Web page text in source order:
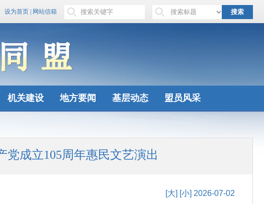
设为首页 网站信箱 搜索
机关建设 地方要闻 基层动态 盟员风采
成立105周年惠民文艺演出
[大] [小] 2026-07-02